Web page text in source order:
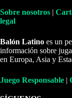
Sobre nosotros |
legal
Balón Latino es un
información sobre
en Europa, Asia y
Juego Responsable |